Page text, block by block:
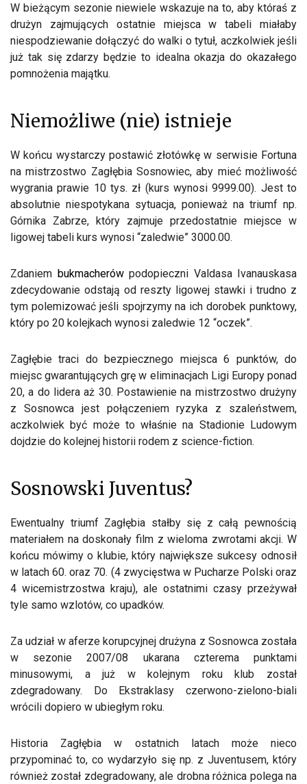
W bieżącym sezonie niewiele wskazuje na to, aby któraś z
drużyn zajmujących ostatnie miejsca w tabeli miałaby
niespodziewanie dołączyć do walki o tytuł, aczkolwiek jeśli
już tak się zdarzy będzie to idealna okazja do okazałego
pomnożenia majątku.
Niemożliwe (nie) istnieje
W końcu wystarczy postawić złotówkę w serwisie Fortuna
na mistrzostwo Zagłębia Sosnowiec, aby mieć możliwość
wygrania prawie 10 tys. zł (kurs wynosi 9999.00). Jest to
absolutnie niespotykana sytuacja, ponieważ na triumf np.
Górnika Zabrze, który zajmuje przedostatnie miejsce w
ligowej tabeli kurs wynosi “zaledwie” 3000.00.
Zdaniem bukmacherówpodopieczni Valdasa Ivanauskasa
zdecydowanie odstają od reszty ligowej stawki i trudno z
tym polemizować jeśli spojrzymy na ich dorobek punktowy,
który po 20 kolejkach wynosi zaledwie 12 “oczek”.
Zagłębie traci do bezpiecznego miejsca 6 punktów, do
miejsc gwarantujących grę w eliminacjach Ligi Europy ponad
20, a do lidera aż 30. Postawienie na mistrzostwo drużyny
z Sosnowca jest połączeniem ryzyka z szaleństwem,
aczkolwiek być może to właśnie na Stadionie Ludowym
dojdzie do kolejnej historii rodem z science-fiction.
Sosnowski Juventus?
Ewentualny triumf Zagłębia stałby się z całą pewnością
materiałem na doskonały film z wieloma zwrotami akcji. W
końcu mówimy o klubie, który największe sukcesy odnosił
w latach 60. oraz 70. (4 zwycięstwa w Pucharze Polski oraz
4 wicemistrzostwa kraju), ale ostatnimi czasy przeżywał
tyle samo wzlotów, co upadków.
Za udział w aferze korupcyjnej drużyna z Sosnowca została
w sezonie 2007/08 ukarana czterema punktami
minusowymi, a już w kolejnym roku klub został
zdegradowany. Do Ekstraklasy czerwono-zielono-biali
wrócili dopiero w ubiegłym roku.
Historia Zagłębia w ostatnich latach może nieco
przypominać to, co wydarzyło się np. z Juventusem, który
również został zdegradowany, ale drobna różnica polega na